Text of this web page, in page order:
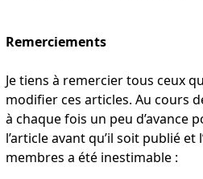
Remerciements
Je tiens à remercier tous ceux
modifier ces articles. Au cours
à chaque fois un peu d’avance
l’article avant qu’il soit publié et
membres a été inestimable :